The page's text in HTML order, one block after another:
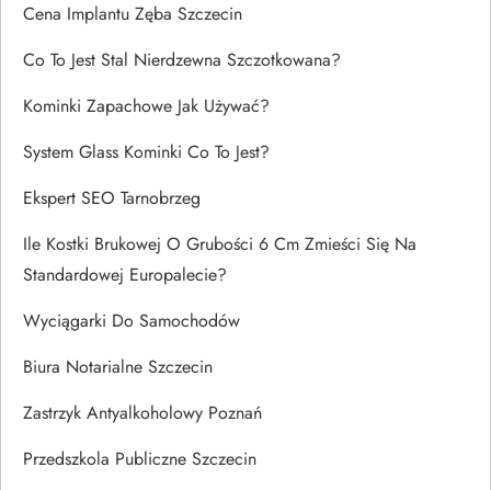
Cena Implantu Zęba Szczecin
Co To Jest Stal Nierdzewna Szczotkowana?
Kominki Zapachowe Jak Używać?
System Glass Kominki Co To Jest?
Ekspert SEO Tarnobrzeg
Ile Kostki Brukowej O Grubości 6 Cm Zmieści Się Na
Standardowej Europalecie?
Wyciągarki Do Samochodów
Biura Notarialne Szczecin
Zastrzyk Antyalkoholowy Poznań
Przedszkola Publiczne Szczecin